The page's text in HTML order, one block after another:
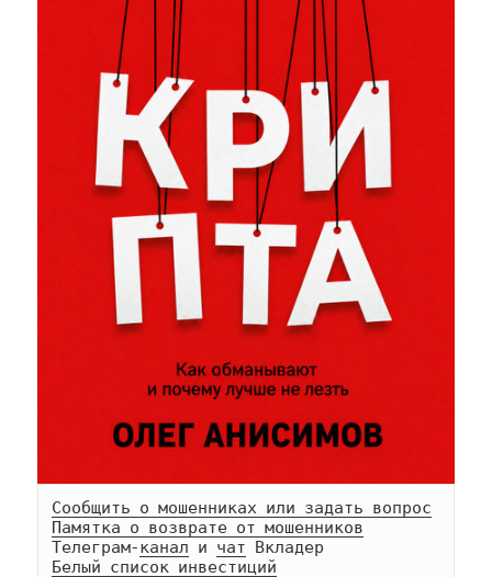
Сообщить о мошенниках или задать вопрос
Памятка о возврате от мошенников
Телеграм-канал и чат
Белый список инвестиций